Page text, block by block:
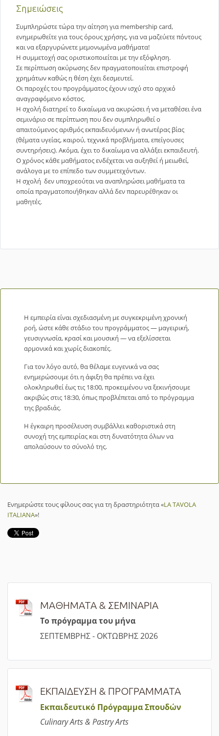
Σημειώσεις
Συμπληρώστε τώρα την αίτηση για membership card,
ενημερωθείτε για τους όρους χρήσης, για να μαζεύετε πόντους
και να εξαργυρώνετε μεμονωμένα μαθήματα!
Η συμμετοχή σας οριστικοποιείται με την εξόφληση.
Σε περίπτωση ακύρωσης δεν πραγματοποιείται επιστροφή
χρημάτων καθώς η θέση έχει δεσμευτεί.
Οι παροχές του προγράμματος έχουν ισχύ στο αρχικό
αναγραφόμενο κόστος.
Η σχολή διατηρεί το δικαίωμα να ακυρώσει ή να μεταθέσει ένα
σεμινάριο σε περίπτωση που δεν συμπληρωθεί ο
απαιτούμενος αριθμός εκπαιδευόμενων ή ανωτέρας βίας
(θέματα υγείας, καιρού, τεχνικά προβλήματα, επείγουσες
συντηρήσεις). Ακόμα, έχει το δικαίωμα να αλλάξει εκπαιδευτή.
Ο χρόνος κάθε μαθήματος ενδέχεται να αυξηθεί ή μειωθεί,
ανάλογα με το επίπεδο των συμμετεχόντων.
Η σχολή δεν υποχρεούται να αναπληρώσει μαθήματα τα
οποία πραγματοποιήθηκαν αλλά δεν παρευρέθηκαν οι
μαθητές.
Η εμπειρία είναι σχεδιασμένη με συγκεκριμένη χρονική
ροή, ώστε κάθε στάδιο του προγράμματος — μαγειρική,
γευσιγνωσία, κρασί και μουσική — να εξελίσσεται
αρμονικά και χωρίς διακοπές.
Για τον λόγο αυτό, θα θέλαμε ευγενικά να σας
ενημερώσουμε ότι η άφιξη θα πρέπει να έχει
ολοκληρωθεί έως τις 18:00, προκειμένου να ξεκινήσουμε
ακριβώς στις 18:30, όπως προβλέπεται από το πρόγραμμα
της βραδιάς.
Η έγκαιρη προσέλευση συμβάλλει καθοριστικά στη
συνοχή της εμπειρίας και στη δυνατότητα όλων να
απολαύσουν το σύνολό της.
Ενημερώστε τους φίλους σας για τη δραστηριότητα «LA TAVOLA
ITALIANA»!
ΜΑΘΗΜΑΤΑ & ΣΕΜΙΝΑΡΙΑ
Το πρόγραμμα του μήνα
ΣΕΠΤΕΜΒΡΗΣ - ΟΚΤΩΒΡΗΣ 2026
ΕΚΠΑΙΔΕΥΣΗ & ΠΡΟΓΡΑΜΜΑΤΑ
Εκπαιδευτικό Πρόγραμμα Σπουδών
Culinary Arts & Pastry Arts